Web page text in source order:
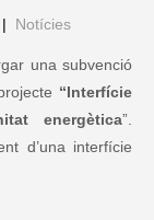
| Notícies
una subvenció
“Interfície
energètica”.
d’una interfície